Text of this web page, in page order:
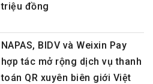
triệu đồng
NAPAS, BIDV và Weixin Pay
hợp tác mở rộng dịch vụ thanh
toán QR xuyên biên giới Việt